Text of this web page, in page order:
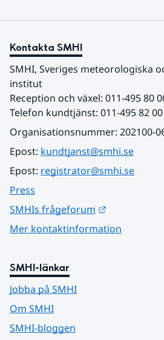
Kontakta SMHI
SMHI, Sveriges meteorologiska
institut
Reception och växel: 011-495 80
Telefon kundtjänst: 011-495 82 00
Organisationsnummer: 202100-
Epost: kundtjanst@smhi.se
Epost: registrator@smhi.se
Press
SMHIs frågeforum
Mer kontaktinformation
SMHI-länkar
Jobba på SMHI
Om SMHI
SMHI-bloggen